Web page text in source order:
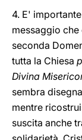
4. E'
messaggio
seconda
tutta la Chiesa
Divina
sembra
mentre
suscita anche